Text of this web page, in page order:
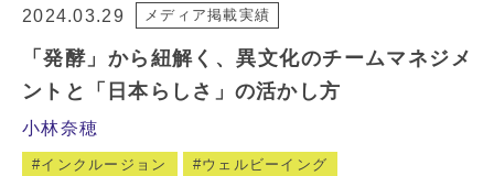
2024.03.29 メディア掲載実績
「発酵」から紐解く、異文化のチームマネジメ
ントと「日本らしさ」の活かし方
小林奈穂
インクルージョン ウェルビーイング